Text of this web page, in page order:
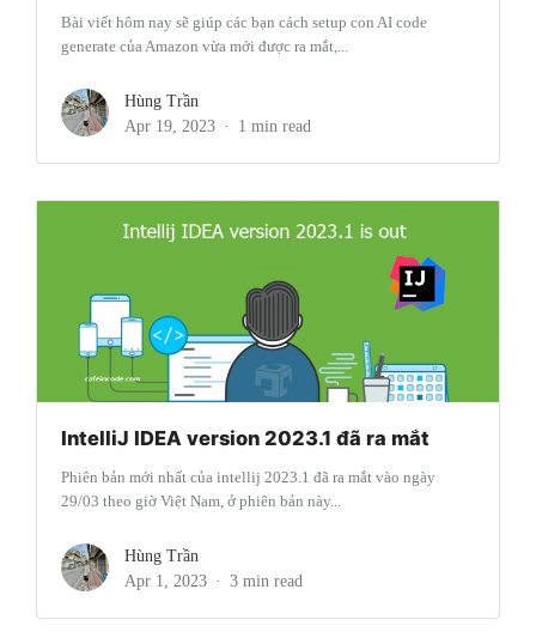
Bài viết hôm nay sẽ giúp các bạn cách setup con AI code
generate của Amazon vừa mới được ra mắt,...
Hùng Trần
Apr 19, 2023
1 min read
IntelliJ IDEA version 2023.1 đã ra mắt
Phiên bản mới nhất của intellij 2023.1 đã ra mắt vào ngày
29/03 theo giờ Việt Nam, ở phiên bản này...
Hùng Trần
Apr 1, 2023
3 min read